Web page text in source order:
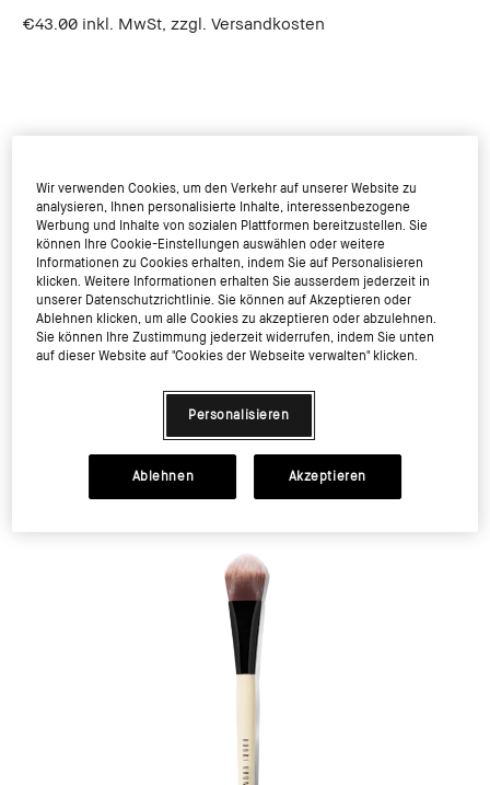
€43.00 inkl. MwSt, zzgl. Versandkosten
In den Warenkorb
Wir verwenden Cookies, um den Verkehr auf unserer Website zu
analysieren, Ihnen personalisierte Inhalte, interessenbezogene
Werbung und Inhalte von sozialen Plattformen bereitzustellen. Sie
können Ihre Cookie-Einstellungen auswählen oder weitere
Informationen zu Cookies erhalten, indem Sie auf Personalisieren
klicken. Weitere Informationen erhalten Sie ausserdem jederzeit in
unserer Datenschutzrichtlinie. Sie können auf Akzeptieren oder
Ablehnen klicken, um alle Cookies zu akzeptieren oder abzulehnen.
Sie können Ihre Zustimmung jederzeit widerrufen, indem Sie unten
auf dieser Website auf "Cookies der Webseite verwalten" klicken.
Personalisieren
Ablehnen Akzeptieren